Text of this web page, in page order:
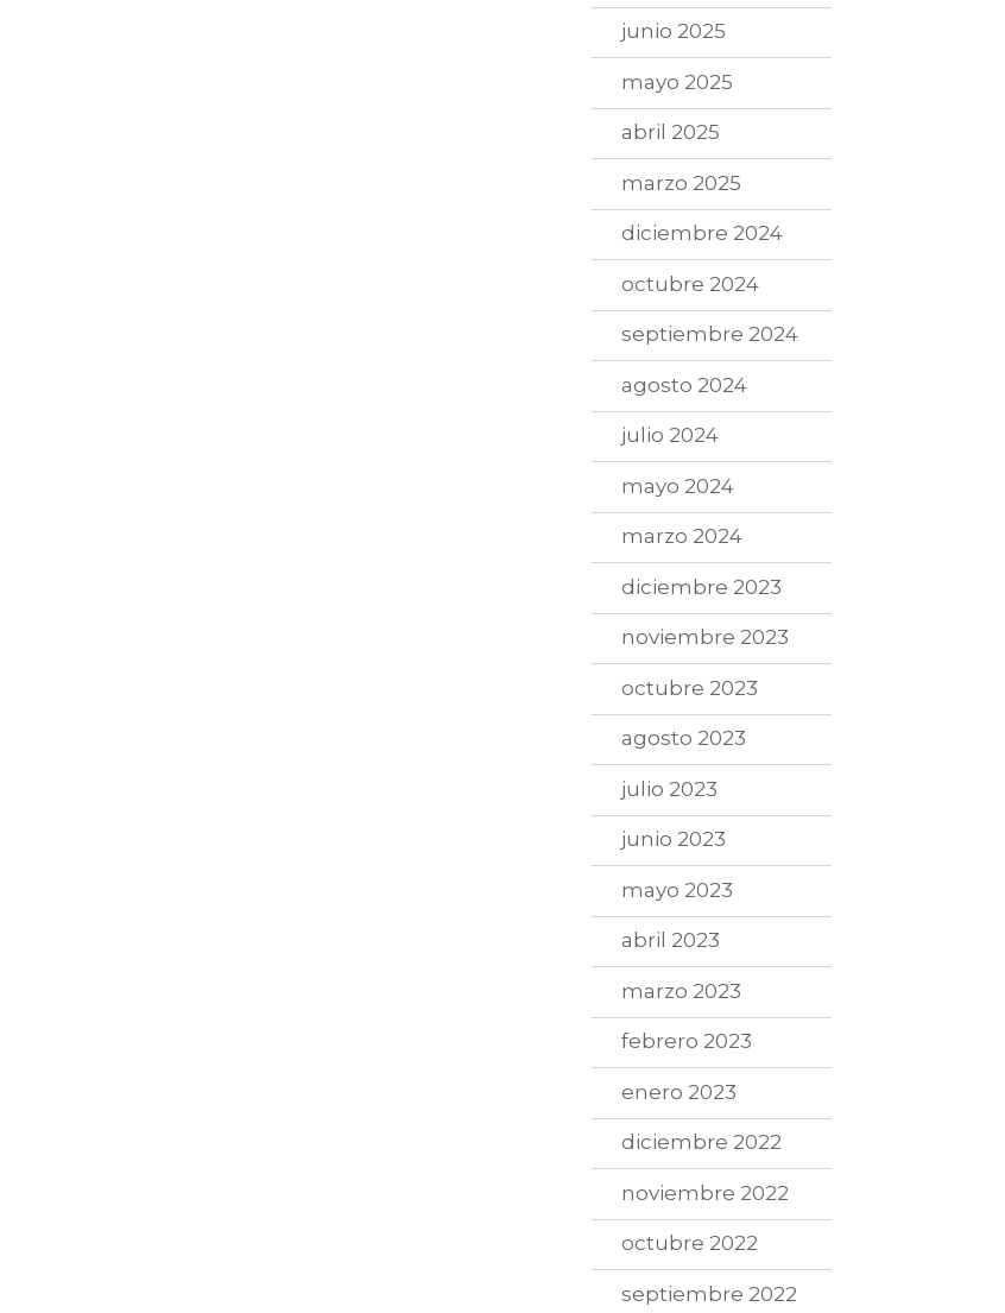
junio 2025
mayo 2025
abril 2025
marzo 2025
diciembre 2024
octubre 2024
septiembre 2024
agosto 2024
julio 2024
mayo 2024
marzo 2024
diciembre 2023
noviembre 2023
octubre 2023
agosto 2023
julio 2023
junio 2023
mayo 2023
abril 2023
marzo 2023
febrero 2023
enero 2023
diciembre 2022
noviembre 2022
octubre 2022
septiembre 2022